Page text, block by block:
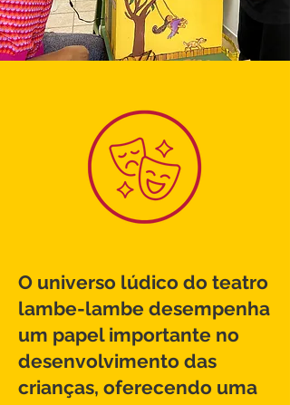
O universo lúdico do teatro
lambe-lambe desempenha
um papel importante no
desenvolvimento das
crianças, oferecendo uma